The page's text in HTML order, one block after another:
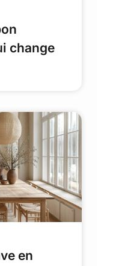
change
en